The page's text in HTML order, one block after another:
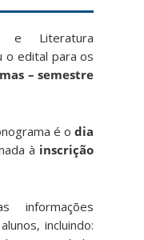
e Literatura
o edital para os
– semestre
é odia
à inscrição
informações
incluindo: